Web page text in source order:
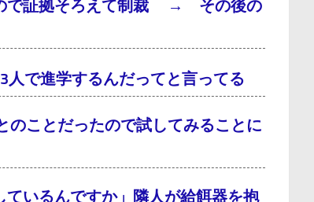
ので証拠そろえて制裁 → その後の
で進学するんだってと言ってる
のことだったので試してみることに
ているんですか」隣人が給餌器を抱